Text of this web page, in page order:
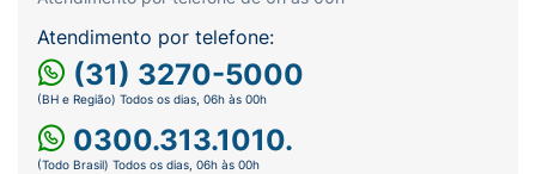
Atendimento por telefone:
(31) 3270-5000
(BH e Região) Todos os dias, 06h às 00h
0300.313.1010.
(Todo Brasil) Todos os dias, 06h às 00h